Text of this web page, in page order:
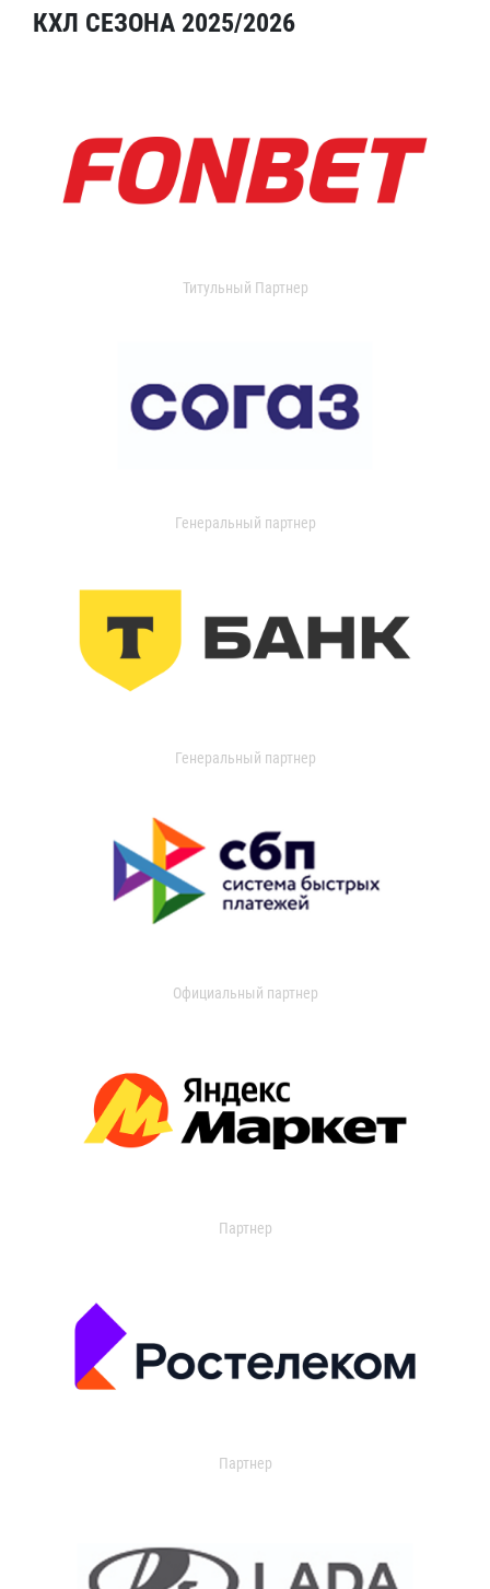
КХЛ СЕЗОНА 2025/2026
Титульный Партнер
Генеральный партнер
Генеральный партнер
Официальный партнер
Партнер
Партнер